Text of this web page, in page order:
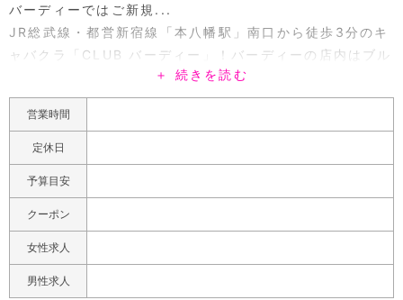
tainew.jp/chiba/m51/a10506/shop2199/man.html
沢山のご応募・ご連絡お待ちしております??♂
千葉県で一番長い期間営業している老舗朝昼キャバ！ラフ
舗移転を含むリニューアル後も変わらず絶好調！アミュー
ズメント性の良い部分はもちろんそのまま！一新したラフ
ァエルを今後ともよろしくお願いいたします！早朝~昼~
夜まで展開している市川のお店です☆「朝・昼キャ
バ!!Raphael 市川店」はゲーム、ダーツ、カラオケなど
楽しめるキャバクラとBarを融合した新感覚のアミューズ
メントスポットです！エンターテイメント性は他のどの店
より長けているので、どんな方でも楽しめる事間違いナ
シ!!料金もお安く設定しておりますので、お財布と相談し
バーディーではご新規...
JR総武線・都営新宿線「本八幡駅」南口から徒歩3分のキ
ャバクラ「CLUB バーディー」！バーディーの店内はブル
ーとブラウンを基調とした、ゆっくりと安らげる空間。店
内の中心にはブルーの照明に照らされたステージをご用
意。歌ってる最中の気分はまるで歌手！どこよりもカラオ
ケが楽しめると評判です！もちろん女の子とのデュエット
やお客様同士で盛り上がることも出来ます。そんなちょっ
と昔ながらの雰囲気を20代半ばのカワイイ女の子達と和や
かに楽しめるアットホームなキャバクラです。お一人様で
も団体様での宴会や2次会でも日頃の疲れを忘れられる時
間を提供します！「ポケパラ見た」でご新規様は1SET50
分3,000円(税サ別)でご案内します。
＋ 続きを読む
営業時間
定休日
予算目安
クーポン
女性求人
男性求人